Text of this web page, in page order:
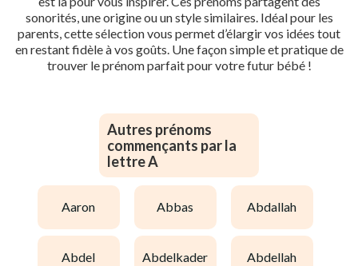
sonorités, une origine ou un style similaires. Idéal pour les
parents, cette sélection vous permet d’élargir vos idées tout
en restant fidèle à vos goûts. Une façon simple et pratique de
trouver le prénom parfait pour votre futur bébé !
Autres prénoms
commençants par la
lettre A
aaron abbas abdallah
abdel abdelkader abdellah